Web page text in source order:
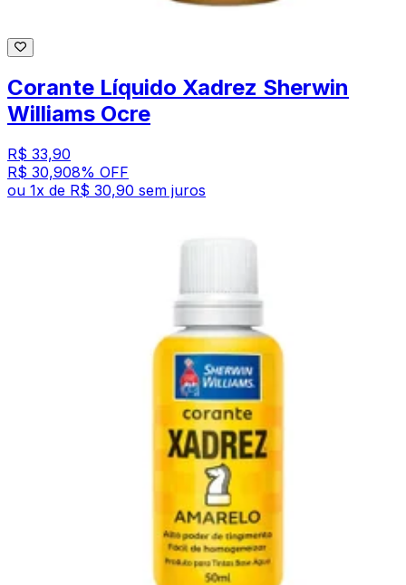
Corante Líquido Xadrez Sherwin
Williams Ocre
R$ 33,90
R$ 30,908% OFF
ou 1x de R$ 30,90 sem juros